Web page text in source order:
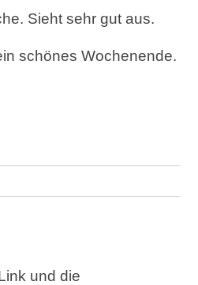
Sieht sehr gut aus.
schönes Wochenende.
und die